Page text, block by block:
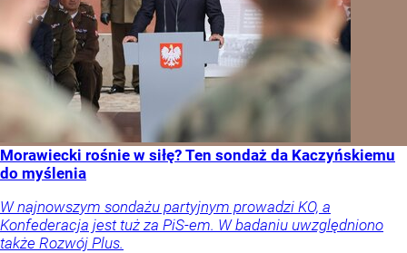
Morawiecki rośnie w siłę? Ten sondaż da Kaczyńskiemu
do myślenia
W najnowszym sondażu partyjnym prowadzi KO, a
Konfederacja jest tuż za PiS-em. W badaniu uwzględniono
także Rozwój Plus.